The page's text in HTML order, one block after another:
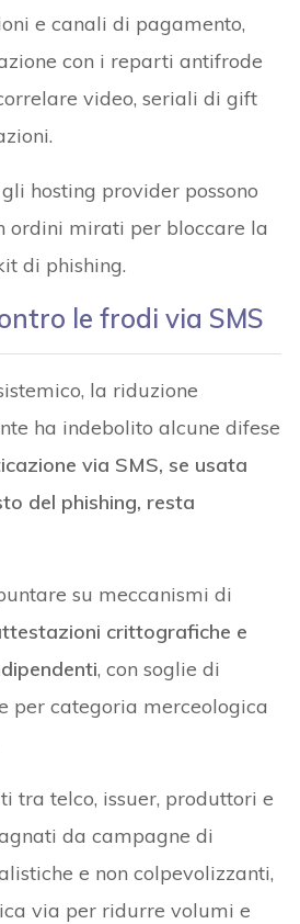
e canali di pagamento,
con i reparti antifrode
video, seriali di gift
hosting provider possono
ordini mirati per bloccare la
di phishing.
le frodi via SMS
la riduzione
ha indebolito alcune difese
via SMS, se usata
del phishing, resta
su meccanismi di
crittografiche e
, con soglie di
per categoria merceologica
tra telco, issuer, produttori e
da campagne di
e non colpevolizzanti,
via per ridurre volumi e